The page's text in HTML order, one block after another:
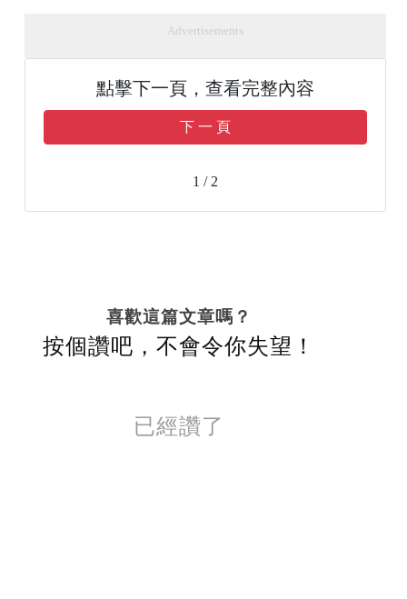
Advertisements
點擊下一頁，查看完整內容
下 一 頁
1 / 2
喜歡這篇文章嗎？
按個讚吧，不會令你失望！
已經讚了